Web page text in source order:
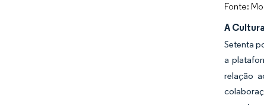
Fonte:
A
Setenta
a
relação